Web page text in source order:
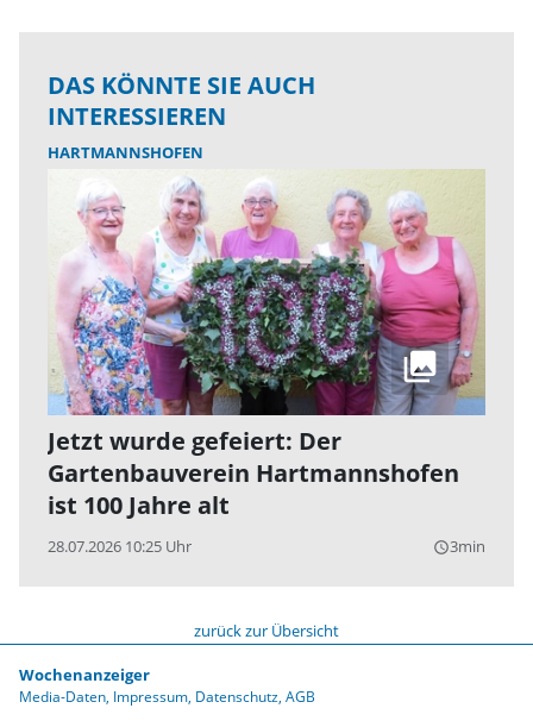
DAS KÖNNTE SIE AUCH
INTERESSIEREN
HARTMANNSHOFEN
Jetzt wurde gefeiert: Der
Gartenbauverein Hartmannshofen
ist 100 Jahre alt
28.07.2026 10:25 Uhr query_builder3min
zurück zur Übersicht
Wochenanzeiger
Media-Daten Impressum Datenschutz AGB